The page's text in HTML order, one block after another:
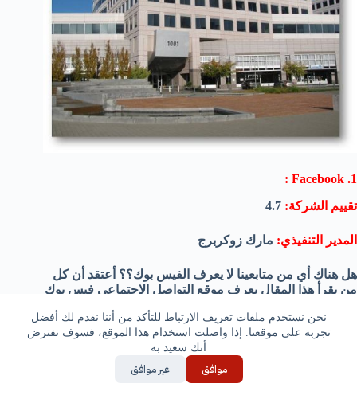
نحن نستخدم ملفات تعريف الارتباط للتأكد من أننا نقدم لك أفضل
تجربة على موقعنا. إذا واصلت استخدام هذا الموقع، فسوف نفترض
أنك سعيد به
موافق غير موافق
1. Facebook :
تقييم الشركة:
المدير التنفيذي: مارك زوكربرج
هل هناك أي من متابعينا لا يعرف الفيس بوك؟؟ أعتقد أن كل
من يقرأ هذا المقال يعرف موقع التواصل الإجتماعي فيس بوك